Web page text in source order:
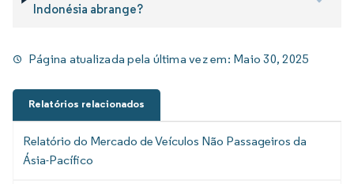
Indonésia abrange?
Página atualizada pela última vez em: Maio 30, 2025
Relatórios relacionados
Relatório do Mercado de Veículos Não Passageiros da
Ásia-Pacífico